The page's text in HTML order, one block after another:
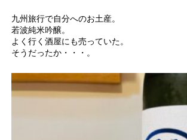
九州旅行で自分へのお土産。
若波純米吟醸。
よく行く酒屋にも売っていた。
そうだったか・・・。